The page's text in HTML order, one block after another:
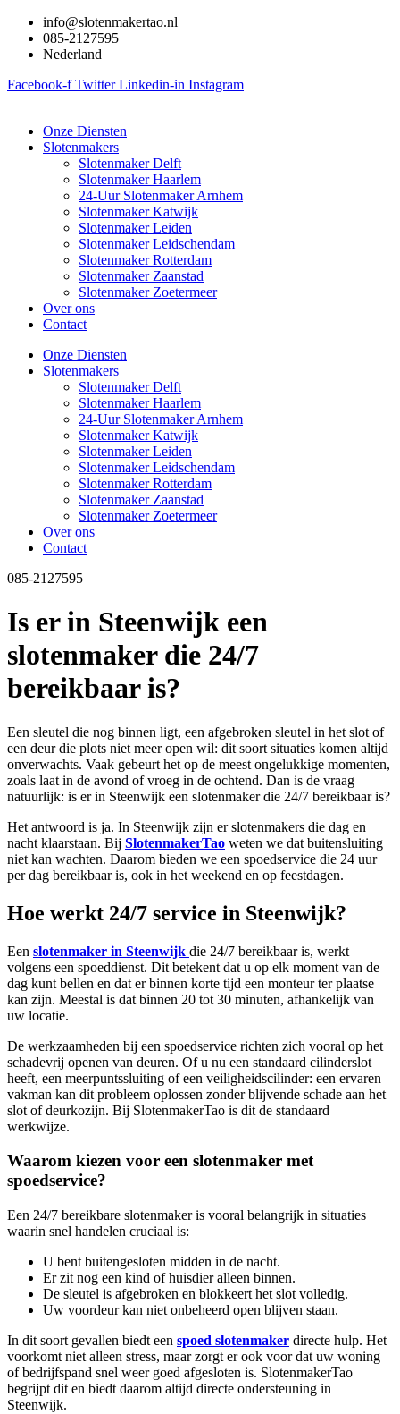
naar
info@slotenmakertao.nl
085-2127595
Nederland
Facebook-f Twitter Linkedin-in Instagram
Onze Diensten
Slotenmakers
Slotenmaker Delft
Slotenmaker Haarlem
24-Uur Slotenmaker Arnhem
Slotenmaker Katwijk
Slotenmaker Leiden
Slotenmaker Leidschendam
Slotenmaker Rotterdam
Slotenmaker Zaanstad
Slotenmaker Zoetermeer
Over ons
Contact
Onze Diensten
Slotenmakers
Slotenmaker Delft
Slotenmaker Haarlem
24-Uur Slotenmaker Arnhem
Slotenmaker Katwijk
Slotenmaker Leiden
Slotenmaker Leidschendam
Slotenmaker Rotterdam
Slotenmaker Zaanstad
Slotenmaker Zoetermeer
Over ons
Contact
085-2127595
Is er in Steenwijk een
slotenmaker die 24/7
bereikbaar is?
Een sleutel die nog binnen ligt, een afgebroken sleutel in het slot of
een deur die plots niet meer open wil: dit soort situaties komen altijd
onverwachts. Vaak gebeurt het op de meest ongelukkige momenten,
zoals laat in de avond of vroeg in de ochtend. Dan is de vraag
natuurlijk: is er in Steenwijk een slotenmaker die 24/7 bereikbaar is?
Het antwoord is ja. In Steenwijk zijn er slotenmakers die dag en
nacht klaarstaan. Bij SlotenmakerTao weten we dat buitensluiting
niet kan wachten. Daarom bieden we een spoedservice die 24 uur
per dag bereikbaar is, ook in het weekend en op feestdagen.
Hoe werkt 24/7 service in Steenwijk?
Een slotenmaker in Steenwijk die 24/7 bereikbaar is, werkt
volgens een spoeddienst. Dit betekent dat u op elk moment van de
dag kunt bellen en dat er binnen korte tijd een monteur ter plaatse
kan zijn. Meestal is dat binnen 20 tot 30 minuten, afhankelijk van
uw locatie.
De werkzaamheden bij een spoedservice richten zich vooral op het
schadevrij openen van deuren. Of u nu een standaard cilinderslot
heeft, een meerpuntssluiting of een veiligheidscilinder: een ervaren
vakman kan dit probleem oplossen zonder blijvende schade aan het
slot of deurkozijn. Bij SlotenmakerTao is dit de standaard
werkwijze.
Waarom kiezen voor een slotenmaker met
spoedservice?
Een 24/7 bereikbare slotenmaker is vooral belangrijk in situaties
waarin snel handelen cruciaal is:
U bent buitengesloten midden in de nacht.
Er zit nog een kind of huisdier alleen binnen.
De sleutel is afgebroken en blokkeert het slot volledig.
Uw voordeur kan niet onbeheerd open blijven staan.
In dit soort gevallen biedt een spoed slotenmaker directe hulp. Het
voorkomt niet alleen stress, maar zorgt er ook voor dat uw woning
of bedrijfspand snel weer goed afgesloten is. SlotenmakerTao
begrijpt dit en biedt daarom altijd directe ondersteuning in
Steenwijk.